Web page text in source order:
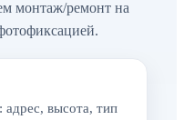
монтаж/ремонт на
высота, тип